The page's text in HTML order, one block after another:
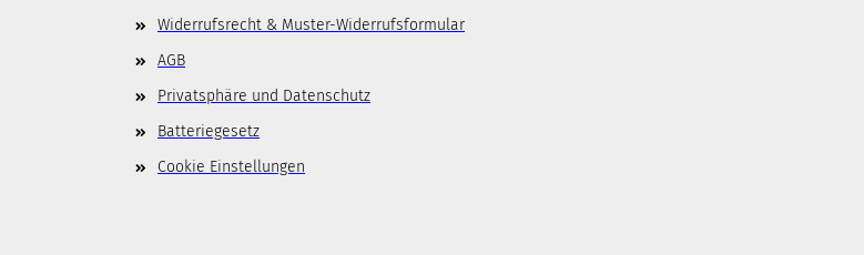
Widerrufsrecht & Muster-Widerrufsformular
AGB
Privatsphäre und Datenschutz
Batteriegesetz
Cookie Einstellungen